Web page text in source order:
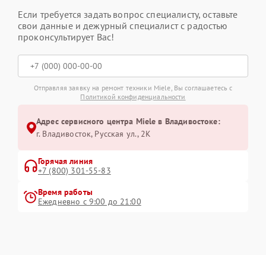
Если требуется задать вопрос специалисту, оставьте
свои данные и дежурный специалист с радостью
проконсультирует Вас!
Отправляя заявку на ремонт техники Miele, Вы соглашаетесь с
Политикой конфиденциальности
Адрес сервисного центра Miele в Владивостоке:
г. Владивосток, Русская ул., 2К
Горячая линия
+7 (800) 301-55-83
Время работы
Ежедневно с 9:00 до 21:00